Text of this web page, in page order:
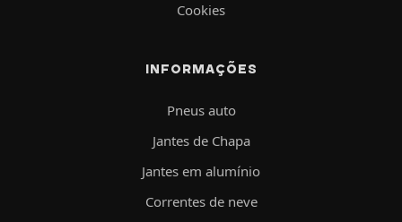
Cookies
INFORMAÇÕES
Pneus auto
Jantes de Chapa
Jantes em alumínio
Correntes de neve